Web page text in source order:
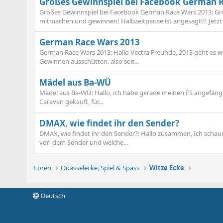
Großes Gewinnspiel bei Facebook German Race Wars 2013:
mitmachen und gewinnen! Halbzeitpause ist angesagt!!! Jetzt
German Race Wars 2013
German Race Wars 2013: Hallo Vectra Freunde, 2013 geht
Gewinnen ausschütten. also seit...
Mädel aus Ba-WÜ
Mädel aus Ba-WÜ: Hallo, ich habe gerade meinen FS
Caravan gekauft, für...
DMAX, wie findet ihr den Sender?
DMAX, wie findet ihr den Sender?: Hallo zusammen, Ich
von dem Sender und welche...
Foren Quasselecke, Spiel & Spass Witze Ecke
Deutsch